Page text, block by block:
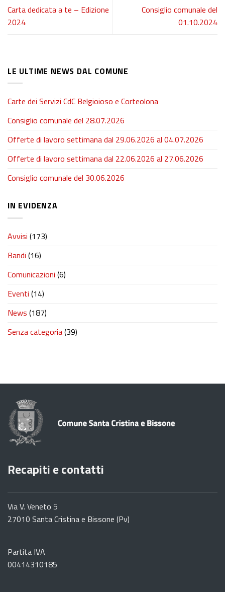
Carta dedicata a te – Edizione
2024
Consiglio comunale del
01.10.2024
LE ULTIME NEWS DAL COMUNE
Carte dei Servizi CdC Belgioioso e Corteolona
Consiglio comunale del 28.07.2026
Offerte di lavoro settimana dal 29.06.2026 al 04.07.2026
Offerte di lavoro settimana dal 22.06.2026 al 27.06.2026
Consiglio comunale del 30.06.2026
IN EVIDENZA
Avvisi (173)
Bandi (16)
Comunicazioni (6)
Eventi (14)
News (187)
Senza categoria(39)
Recapiti e contatti
Via V. Veneto 5
27010 Santa Cristina e Bissone (Pv)
Partita IVA
00414310185